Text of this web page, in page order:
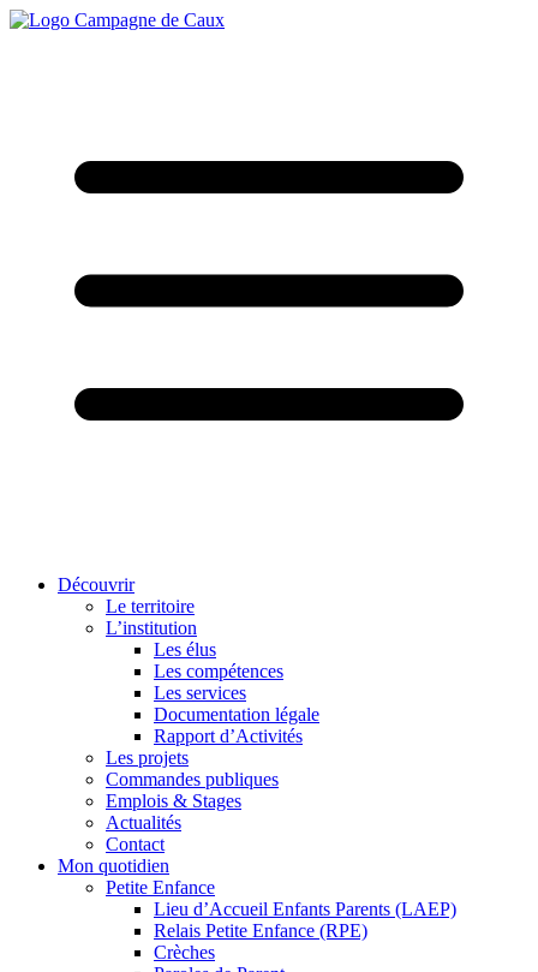
Découvrir
Le territoire
L’institution
Les élus
Les compétences
Les services
Documentation légale
Rapport d’Activités
Les projets
Commandes publiques
Emplois & Stages
Actualités
Contact
Mon quotidien
Petite Enfance
Lieu d’Accueil Enfants Parents (LAEP)
Relais Petite Enfance (RPE)
Crèches